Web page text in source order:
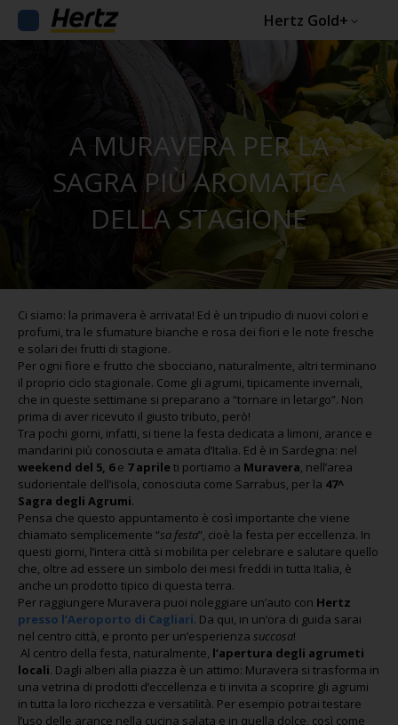
Hertz Gold+
A MURAVERA PER LA
SAGRA PIÙ AROMATICA
DELLA STAGIONE
Ci siamo: la primavera è arrivata! Ed è un tripudio di nuovi colori e
profumi, tra le sfumature bianche e rosa dei fiori e le note fresche
e solari dei frutti di stagione.
Per ogni fiore e frutto che sbocciano, naturalmente, altri terminano
il proprio ciclo stagionale. Come gli agrumi, tipicamente invernali,
che in queste settimane si preparano a “tornare in letargo”. Non
prima di aver ricevuto il giusto tributo, però!
Tra pochi giorni, infatti, si tiene la festa dedicata a limoni, arance e
mandarini più conosciuta e amata d’Italia. Ed è in Sardegna: nel
weekend del 5, 6e 7 aprileti portiamo a Muravera, nell’area
sudorientale dell’isola, conosciuta come Sarrabus, per la 47^
Sagra degli Agrumi.
Pensa che questo appuntamento è così importante che viene
chiamato semplicemente “sa festa”, cioè la festa per eccellenza. In
questi giorni, l’intera città si mobilita per celebrare e salutare quello
che, oltre ad essere un simbolo dei mesi freddi in tutta Italia, è
anche un prodotto tipico di questa terra.
Per raggiungere Muravera puoi noleggiare un’auto con Hertz
presso l’Aeroporto di Cagliari. Da qui, in un’ora di guida sarai
nel centro città, e pronto per un’esperienza succosa!
Al centro della festa, naturalmente, l’apertura degli agrumeti
locali. Dagli alberi alla piazza è un attimo: Muravera si trasforma in
una vetrina di prodotti d’eccellenza e ti invita a scoprire gli agrumi
in tutta la loro ricchezza e versatilità. Per esempio potrai testare
l’uso delle arance nella cucina salata e in quella dolce, così come